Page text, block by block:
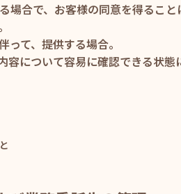
合で、お客様の同意を得ること
て、提供する場合。
について容易に確認できる状